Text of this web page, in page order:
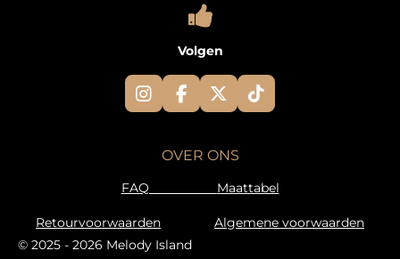
Volgen
I
n
g
a
m
F
a
e
X
T
i
k
OVER ONS
FAQ Maattabel
Retourvoorwaarden
Algemene voorwaarden
© 2025 - 2026 Melody Island